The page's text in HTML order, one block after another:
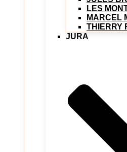
LES
MARCEL
THIERRY
JURA